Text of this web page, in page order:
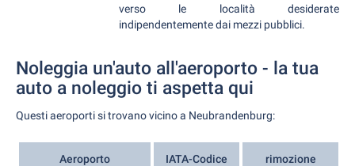
verso le località desiderate
indipendentemente dai mezzi pubblici.
Noleggia un'auto all'aeroporto - la tua
auto a noleggio ti aspetta qui
Questi aeroporti si trovano vicino a Neubrandenburg:
Aeroporto IATA-Codice rimozione